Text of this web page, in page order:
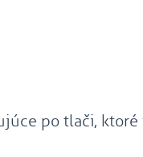
po tlači,